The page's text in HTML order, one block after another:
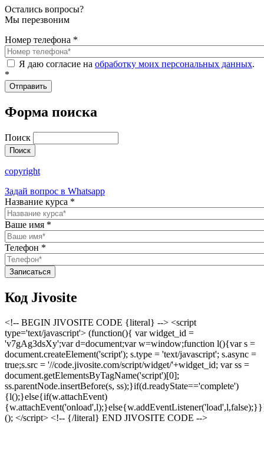
Остались вопросы?
Мы перезвоним
Номер телефона *
Я даю согласие на обработку моих персональных данных.
*
Форма поиска
Поиск
copyright
Задай вопрос в Whatsapp
Название курса *
Ваше имя *
Телефон *
Код Jivosite
<!-- BEGIN JIVOSITE CODE {literal} --> <script
type='text/javascript'> (function(){ var widget_id =
'v7gAg3dsXy';var d=document;var w=window;function l(){var s =
document.createElement('script'); s.type = 'text/javascript'; s.async =
true;s.src = '//code.jivosite.com/script/widget/'+widget_id; var ss =
document.getElementsByTagName('script')[0];
ss.parentNode.insertBefore(s, ss);}if(d.readyState=='complete')
{l();}else{if(w.attachEvent)
(); </script> <!-- {/literal} END JIVOSITE CODE -->